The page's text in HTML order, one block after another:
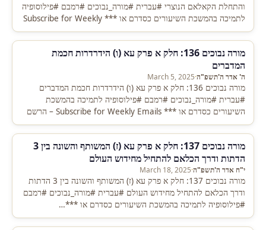
והתחלת הקאלאם הנוצרי #עברית #מורה_נבוכים #רמבם #פילוסופיה
לתמיכה בהמשכת השיעורים כסדרם או *** Subscribe for Weekly
Emails –…
מורה נבוכים 136: חלק א פרק עא (ו) הידרדרות חכמת
המדברים
ה' אדר ה'תשפ"ה·
March 5, 2025
מורה נבוכים 136: חלק א פרק עא (ו) הידרדרות חכמת המדברים
#עברית #מורה_נבוכים #רמבם #פילוסופיה לתמיכה בהמשכת
השיעורים כסדרם או *** Subscribe for Weekly Emails – הרשם
לקבלת…
מורה נבוכים 137: חלק א פרק עא (ז) המשותף והשונה בין 3
הדתות ודרך הכלאם להתחיל מחידוש העולם
י"ח אדר ה'תשפ"ה·
March 18, 2025
מורה נבוכים 137: חלק א פרק עא (ז) המשותף והשונה בין 3 הדתות
ודרך הכלאם להתחיל מחידוש העולם #עברית #מורה_נבוכים #רמבם
#פילוסופיה לתמיכה בהמשכת השיעורים כסדרם או ***…